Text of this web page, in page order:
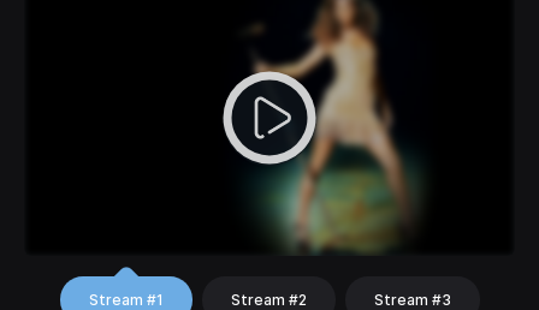
Stream #1 Stream #2 Stream #3